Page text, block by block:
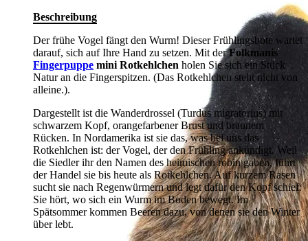
Beschreibung
Der frühe Vogel fängt den Wurm! Dieser Frühlingsbote wartet
darauf, sich auf Ihre Hand zu setzen. Mit derFolkmanis
Fingerpuppe mini Rotkehlchen holen Sie sich ein Stück
Natur an die Fingerspitzen. (Das Rotkehlchen steht nicht von
alleine.).
Dargestellt ist die Wanderdrossel (Turdus migratorius) mit
schwarzem Kopf, orangefarbener Brust und braunem
Rücken. In Nordamerika ist sie das, was bei uns das
Rotkehlchen ist: der Vogel, der den Frühling ankündigt. Weil
die Siedler ihr den Namen des heimischen robin gaben, führt
der Handel sie bis heute als Rotkehlchen. Auf kurzem Rasen
sucht sie nach Regenwürmern und legt dafür den Kopf schief:
Sie hört, wo sich ein Wurm im Boden bewegt. Im
Spätsommer kommen Beeren dazu, von denen sie den Winter
über lebt.